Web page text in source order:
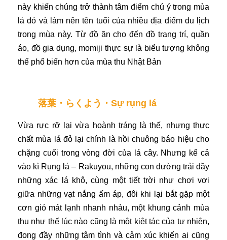
này khiến chúng trở thành tâm điểm chú ý trong mùa
lá đỏ và làm nên tên tuổi của nhiều địa điểm du lịch
trong mùa này. Từ đồ ăn cho đến đồ trang trí, quần
áo, đồ gia dụng, momiji thực sự là biểu tượng không
thể phổ biến hơn của mùa thu Nhật Bản
落葉・らくよう・Sự rụng lá
Vừa rực rỡ lại vừa hoành tráng là thế, nhưng thực
chất mùa lá đỏ lại chính là hồi chuông báo hiệu cho
chặng cuối trong vòng đời của lá cây. Nhưng kể cả
vào kì Rụng lá – Rakuyou, những con đường trải đầy
những xác lá khô, cùng một tiết trời như chơi vơi
giữa những vạt nắng ấm áp, đôi khi lại bắt gặp một
cơn gió mát lạnh nhanh nhảu, một khung cảnh mùa
thu như thế lúc nào cũng là một kiệt tác của tự nhiên,
đong đầy những tâm tình và cảm xúc khiến ai cũng